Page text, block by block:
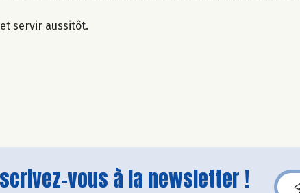
servir aussitôt.
vous à la newsletter !